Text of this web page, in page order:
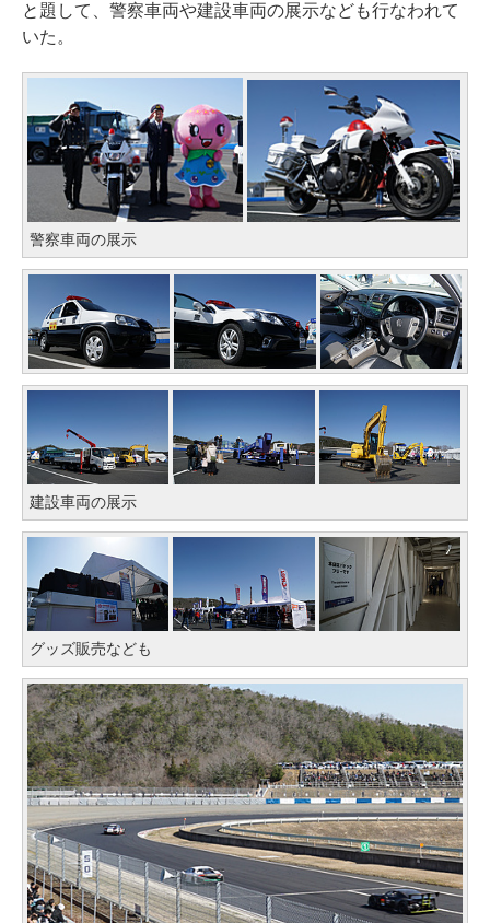
と題して、警察車両や建設車両の展示なども行なわれて
いた。
警察車両の展示
建設車両の展示
グッズ販売なども